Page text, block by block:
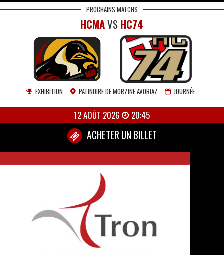
PROCHAINS MATCHS
HCMAVSHC74
EXHIBITION PATINOIRE DE MORZINE AVORIAZ JOURNÉE
12 AOÛT 2026 20:45
ACHETER UN BILLET